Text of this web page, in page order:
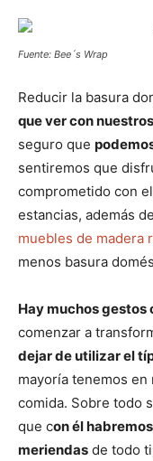
Fuente: Bee´s Wrap
Reducir la basura
que ver con
seguro que
sentiremos que
comprometido con
estancias, además
muebles de madera
menos basura
Hay muchos gestos
comenzar a
dejar de utilizar el
mayoría tenemos
comida. Sobre todo
que con él
meriendas de todo